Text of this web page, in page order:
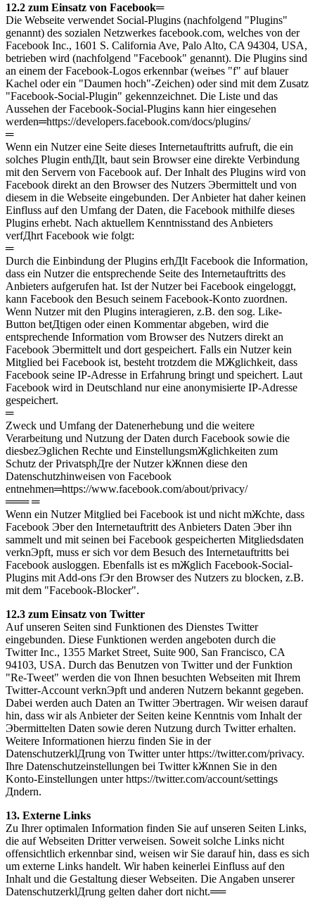
12.2 zum Einsatz von Facebook═
Die Webseite verwendet Social-Plugins (nachfolgend "Plugins"
genannt) des sozialen Netzwerkes facebook.com, welches von der
Facebook Inc., 1601 S. California Ave, Palo Alto, CA 94304, USA,
betrieben wird (nachfolgend "Facebook" genannt). Die Plugins sind
an einem der Facebook-Logos erkennbar (weiъes "f" auf blauer
Kachel oder ein "Daumen hoch"-Zeichen) oder sind mit dem Zusatz
"Facebook-Social-Plugin" gekennzeichnet. Die Liste und das
Aussehen der Facebook-Social-Plugins kann hier eingesehen
werden═https://developers.facebook.com/docs/plugins/
═
Wenn ein Nutzer eine Seite dieses Internetauftritts aufruft, die ein
solches Plugin enthДlt, baut sein Browser eine direkte Verbindung
mit den Servern von Facebook auf. Der Inhalt des Plugins wird von
Facebook direkt an den Browser des Nutzers Эbermittelt und von
diesem in die Webseite eingebunden. Der Anbieter hat daher keinen
Einfluss auf den Umfang der Daten, die Facebook mithilfe dieses
Plugins erhebt. Nach aktuellem Kenntnisstand des Anbieters
verfДhrt Facebook wie folgt:
═
Durch die Einbindung der Plugins erhДlt Facebook die Information,
dass ein Nutzer die entsprechende Seite des Internetauftritts des
Anbieters aufgerufen hat. Ist der Nutzer bei Facebook eingeloggt,
kann Facebook den Besuch seinem Facebook-Konto zuordnen.
Wenn Nutzer mit den Plugins interagieren, z.B. den sog. Like-
Button betДtigen oder einen Kommentar abgeben, wird die
entsprechende Information vom Browser des Nutzers direkt an
Facebook Эbermittelt und dort gespeichert. Falls ein Nutzer kein
Mitglied bei Facebook ist, besteht trotzdem die MЖglichkeit, dass
Facebook seine IP-Adresse in Erfahrung bringt und speichert. Laut
Facebook wird in Deutschland nur eine anonymisierte IP-Adresse
gespeichert.
═
Zweck und Umfang der Datenerhebung und die weitere
Verarbeitung und Nutzung der Daten durch Facebook sowie die
diesbezЭglichen Rechte und EinstellungsmЖglichkeiten zum
Schutz der PrivatsphДre der Nutzer kЖnnen diese den
Datenschutzhinweisen von Facebook
entnehmen═https://www.facebook.com/about/privacy/
═══ ═
Wenn ein Nutzer Mitglied bei Facebook ist und nicht mЖchte, dass
Facebook Эber den Internetauftritt des Anbieters Daten Эber ihn
sammelt und mit seinen bei Facebook gespeicherten Mitgliedsdaten
verknЭpft, muss er sich vor dem Besuch des Internetauftritts bei
Facebook ausloggen. Ebenfalls ist es mЖglich Facebook-Social-
Plugins mit Add-ons fЭr den Browser des Nutzers zu blocken, z.B.
mit dem "Facebook-Blocker".
12.3 zum Einsatz von Twitter
Auf unseren Seiten sind Funktionen des Dienstes Twitter
eingebunden. Diese Funktionen werden angeboten durch die
Twitter Inc., 1355 Market Street, Suite 900, San Francisco, CA
94103, USA. Durch das Benutzen von Twitter und der Funktion
"Re-Tweet" werden die von Ihnen besuchten Webseiten mit Ihrem
Twitter-Account verknЭpft und anderen Nutzern bekannt gegeben.
Dabei werden auch Daten an Twitter Эbertragen. Wir weisen darauf
hin, dass wir als Anbieter der Seiten keine Kenntnis vom Inhalt der
Эbermittelten Daten sowie deren Nutzung durch Twitter erhalten.
Weitere Informationen hierzu finden Sie in der
DatenschutzerklДrung von Twitter unter https://twitter.com/privacy.
Ihre Datenschutzeinstellungen bei Twitter kЖnnen Sie in den
Konto-Einstellungen unter https://twitter.com/account/settings
Дndern.
13. Externe Links
Zu Ihrer optimalen Information finden Sie auf unseren Seiten Links,
die auf Webseiten Dritter verweisen. Soweit solche Links nicht
offensichtlich erkennbar sind, weisen wir Sie darauf hin, dass es sich
um externe Links handelt. Wir haben keinerlei Einfluss auf den
Inhalt und die Gestaltung dieser Webseiten. Die Angaben unserer
DatenschutzerklДrung gelten daher dort nicht.══